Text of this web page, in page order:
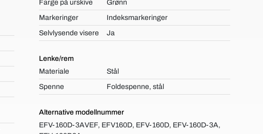
Farge på urskive
Grønn
Markeringer
Indeksmarkeringer
Selvlysende visere
Ja
Lenke/rem
Materiale
Stål
Spenne
Foldespenne, stål
Alternative modellnummer
EFV-160D-3AVEF, EFV160D, EFV-160D, EFV-160D-3A,